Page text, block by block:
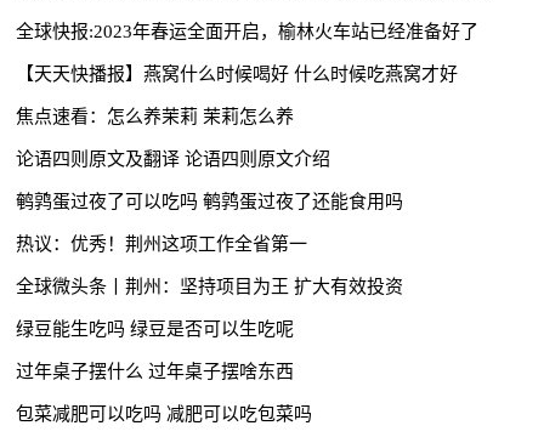
全球快报:2023年春运全面开启，榆林火车站已经准备好了
【天天快播报】燕窝什么时候喝好 什么时候吃燕窝才好
焦点速看：怎么养茉莉 茉莉怎么养
论语四则原文及翻译 论语四则原文介绍
鹌鹑蛋过夜了可以吃吗 鹌鹑蛋过夜了还能食用吗
热议：优秀！荆州这项工作全省第一
全球微头条丨荆州：坚持项目为王 扩大有效投资
绿豆能生吃吗 绿豆是否可以生吃呢
过年桌子摆什么 过年桌子摆啥东西
包菜减肥可以吃吗 减肥可以吃包菜吗